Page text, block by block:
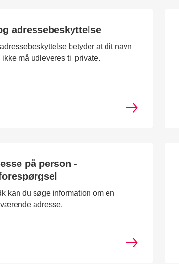
adressebeskyttelse
betyder at dit navn
ikke må udleveres til private.
på person -
kan du søge information om en
adresse.